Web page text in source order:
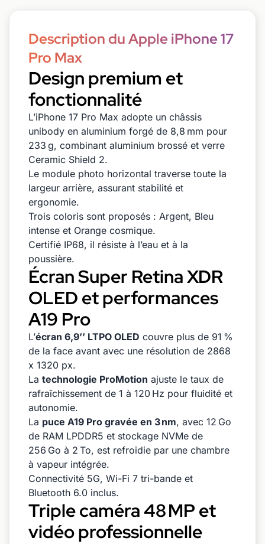
Description du Apple iPhone 17
Pro Max
Design premium et
fonctionnalité
L’iPhone 17 Pro Max adopte un châssis
unibody en aluminium forgé de 8,8 mm pour
233 g, combinant aluminium brossé et verre
Ceramic Shield 2.
Le module photo horizontal traverse toute la
largeur arrière, assurant stabilité et
ergonomie.
Trois coloris sont proposés : Argent, Bleu
intense et Orange cosmique.
Certifié IP68, il résiste à l’eau et à la
poussière.
Écran Super Retina XDR
OLED et performances
A19 Pro
L’écran 6,9’’ LTPO OLED couvre plus de 91 %
de la face avant avec une résolution de 2868
x 1320 px.
La technologie ProMotion ajuste le taux de
rafraîchissement de 1 à 120 Hz pour fluidité et
autonomie.
La puce A19 Pro gravée en 3 nm, avec 12 Go
de RAM LPDDR5 et stockage NVMe de
256 Go à 2 To, est refroidie par une chambre
à vapeur intégrée.
Connectivité 5G, Wi-Fi 7 tri-bande et
Bluetooth 6.0 inclus.
Triple caméra 48 MP et
vidéo professionnelle